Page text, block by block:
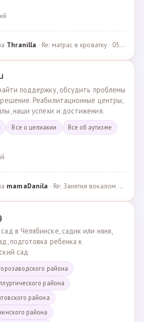
Thranilla · Re: матрас в кроватку · 05.05.2024
поддержку, обсудить проблемы
Реабилитационные центры,
наши успехи и достижения.
Все о целиакии Все об аутизме
mamaDanila · Re: Занятия вокалом и танцами для подростков с мент… · 12.03.2025
в Челябинске, садик или няня,
подготовка ребенка к
сад
района
района
района
района